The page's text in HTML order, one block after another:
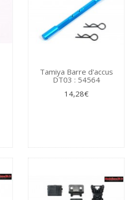
Tamiya Barre d'accus
DT03 : 54564
14,28€